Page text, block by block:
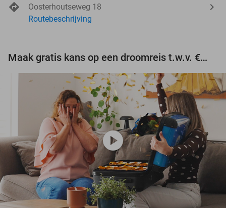
Oosterhoutseweg 18
Routebeschrijving
Maak gratis kans op een droomreis t.w.v. €3.000!
play_circle